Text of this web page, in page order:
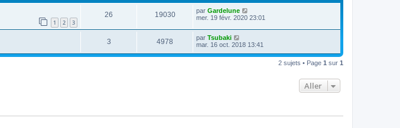
1 2 3
26 19030 par Gardelune
mer. 19 févr. 2020 23:01
3 4978 par Tsubaki
mar. 16 oct. 2018 13:41
2 sujets • Page 1 sur 1
Aller